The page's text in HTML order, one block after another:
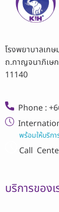
โรงพยาบาลเก
ถ.กาญจนาภิเษ
11140
Phone :
พร้อมให้บริกา
Call
บริการของเ